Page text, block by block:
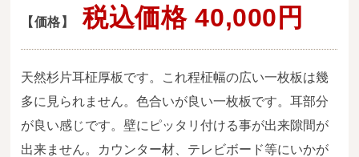
オーダー加工について
当店の考え方
【価格】 税込価格 40,000円
天然杉片耳柾厚板です。これ程柾幅の広い一枚板は幾
多に見られません。色合いが良い一枚板です。耳部分
が良い感じです。壁にピッタリ付ける事が出来隙間が
出来ません。カウンター材、テレビボード等にいかが